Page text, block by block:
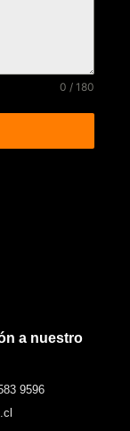
0 / 180
a nuestro
9596